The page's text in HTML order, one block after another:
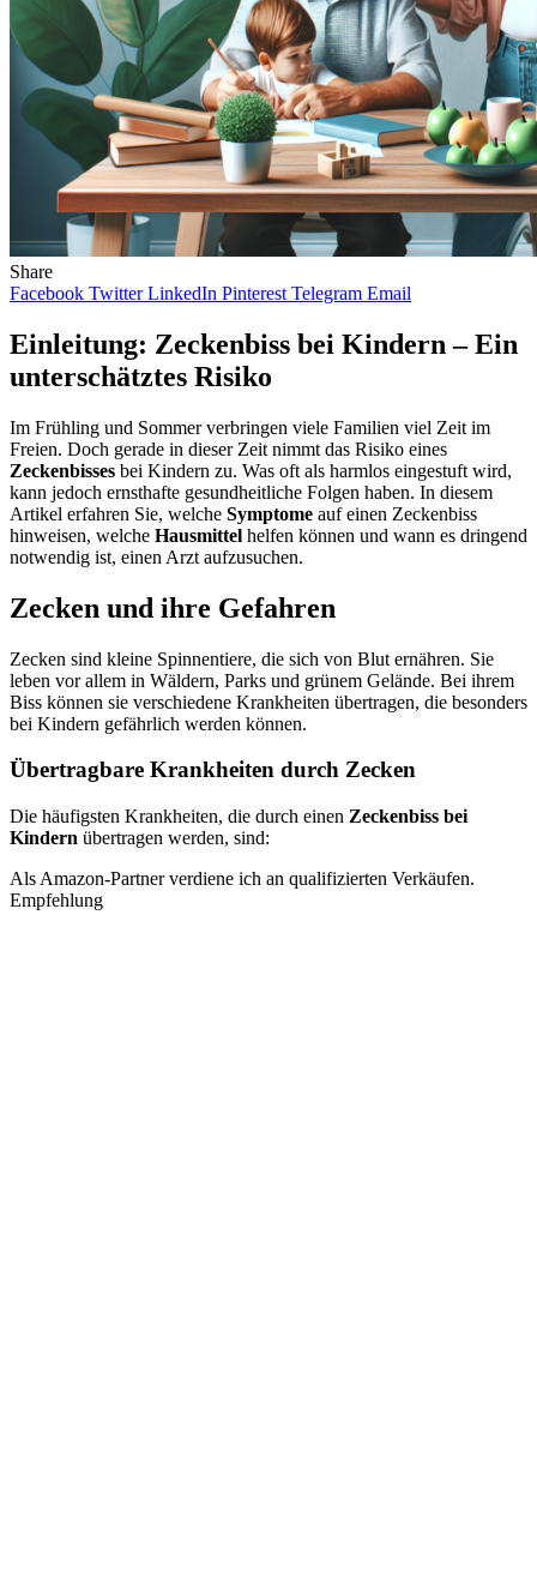
Share
Facebook Twitter LinkedIn Pinterest Telegram Email
Einleitung: Zeckenbiss bei Kindern – Ein
unterschätztes Risiko
Im Frühling und Sommer verbringen viele Familien viel Zeit im
Freien. Doch gerade in dieser Zeit nimmt das Risiko eines
Zeckenbisses bei Kindern zu. Was oft als harmlos eingestuft wird,
kann jedoch ernsthafte gesundheitliche Folgen haben. In diesem
Artikel erfahren Sie, welche Symptome auf einen Zeckenbiss
hinweisen, welche Hausmittel helfen können und wann es dringend
notwendig ist, einen Arzt aufzusuchen.
Zecken und ihre Gefahren
Zecken sind kleine Spinnentiere, die sich von Blut ernähren. Sie
leben vor allem in Wäldern, Parks und grünem Gelände. Bei ihrem
Biss können sie verschiedene Krankheiten übertragen, die besonders
bei Kindern gefährlich werden können.
Übertragbare Krankheiten durch Zecken
Die häufigsten Krankheiten, die durch einen Zeckenbiss bei
Kindern übertragen werden, sind:
Als Amazon-Partner verdiene ich an qualifizierten Verkäufen.
Empfehlung